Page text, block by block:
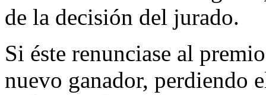
de la decisión del jurado.
Si éste renunciase al
nuevo ganador, perdiendo